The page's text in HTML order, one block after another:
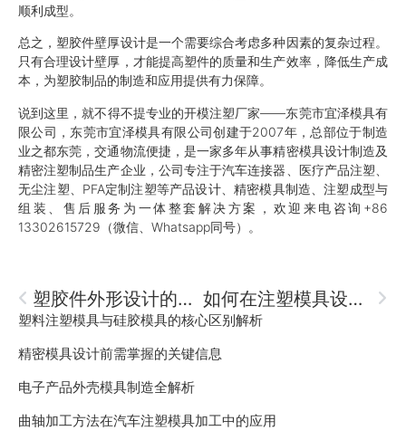
顺利成型。
总之，塑胶件壁厚设计是一个需要综合考虑多种因素的复杂过程。
只有合理设计壁厚，才能提高塑件的质量和生产效率，降低生产成
本，为塑胶制品的制造和应用提供有力保障。
说到这里，就不得不提专业的开模注塑厂家——东莞市宜泽模具有
限公司，东莞市宜泽模具有限公司创建于2007年，总部位于制造
业之都东莞，交通物流便捷，是一家多年从事精密模具设计制造及
精密注塑制品生产企业，公司专注于汽车连接器、医疗产品注塑、
无尘注塑、PFA定制注塑等产品设计、精密模具制造、注塑成型与
组装、售后服务为一体整套解决方案，欢迎来电咨询+86
13302615729（微信、Whatsapp同号）。
塑胶件外形设计的关键因素 如何在注塑模具设计中应对收缩率变化？
塑料注塑模具与硅胶模具的核心区别解析
精密模具设计前需掌握的关键信息
电子产品外壳模具制造全解析
曲轴加工方法在汽车注塑模具加工中的应用